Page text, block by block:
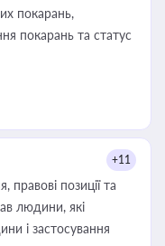
покарань,
покарань та статус
+11
позиції та
людини, які
і застосування